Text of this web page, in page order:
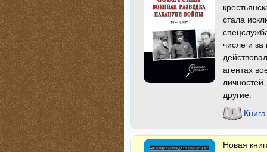
стала
числе и
агентах
другие.
Новая